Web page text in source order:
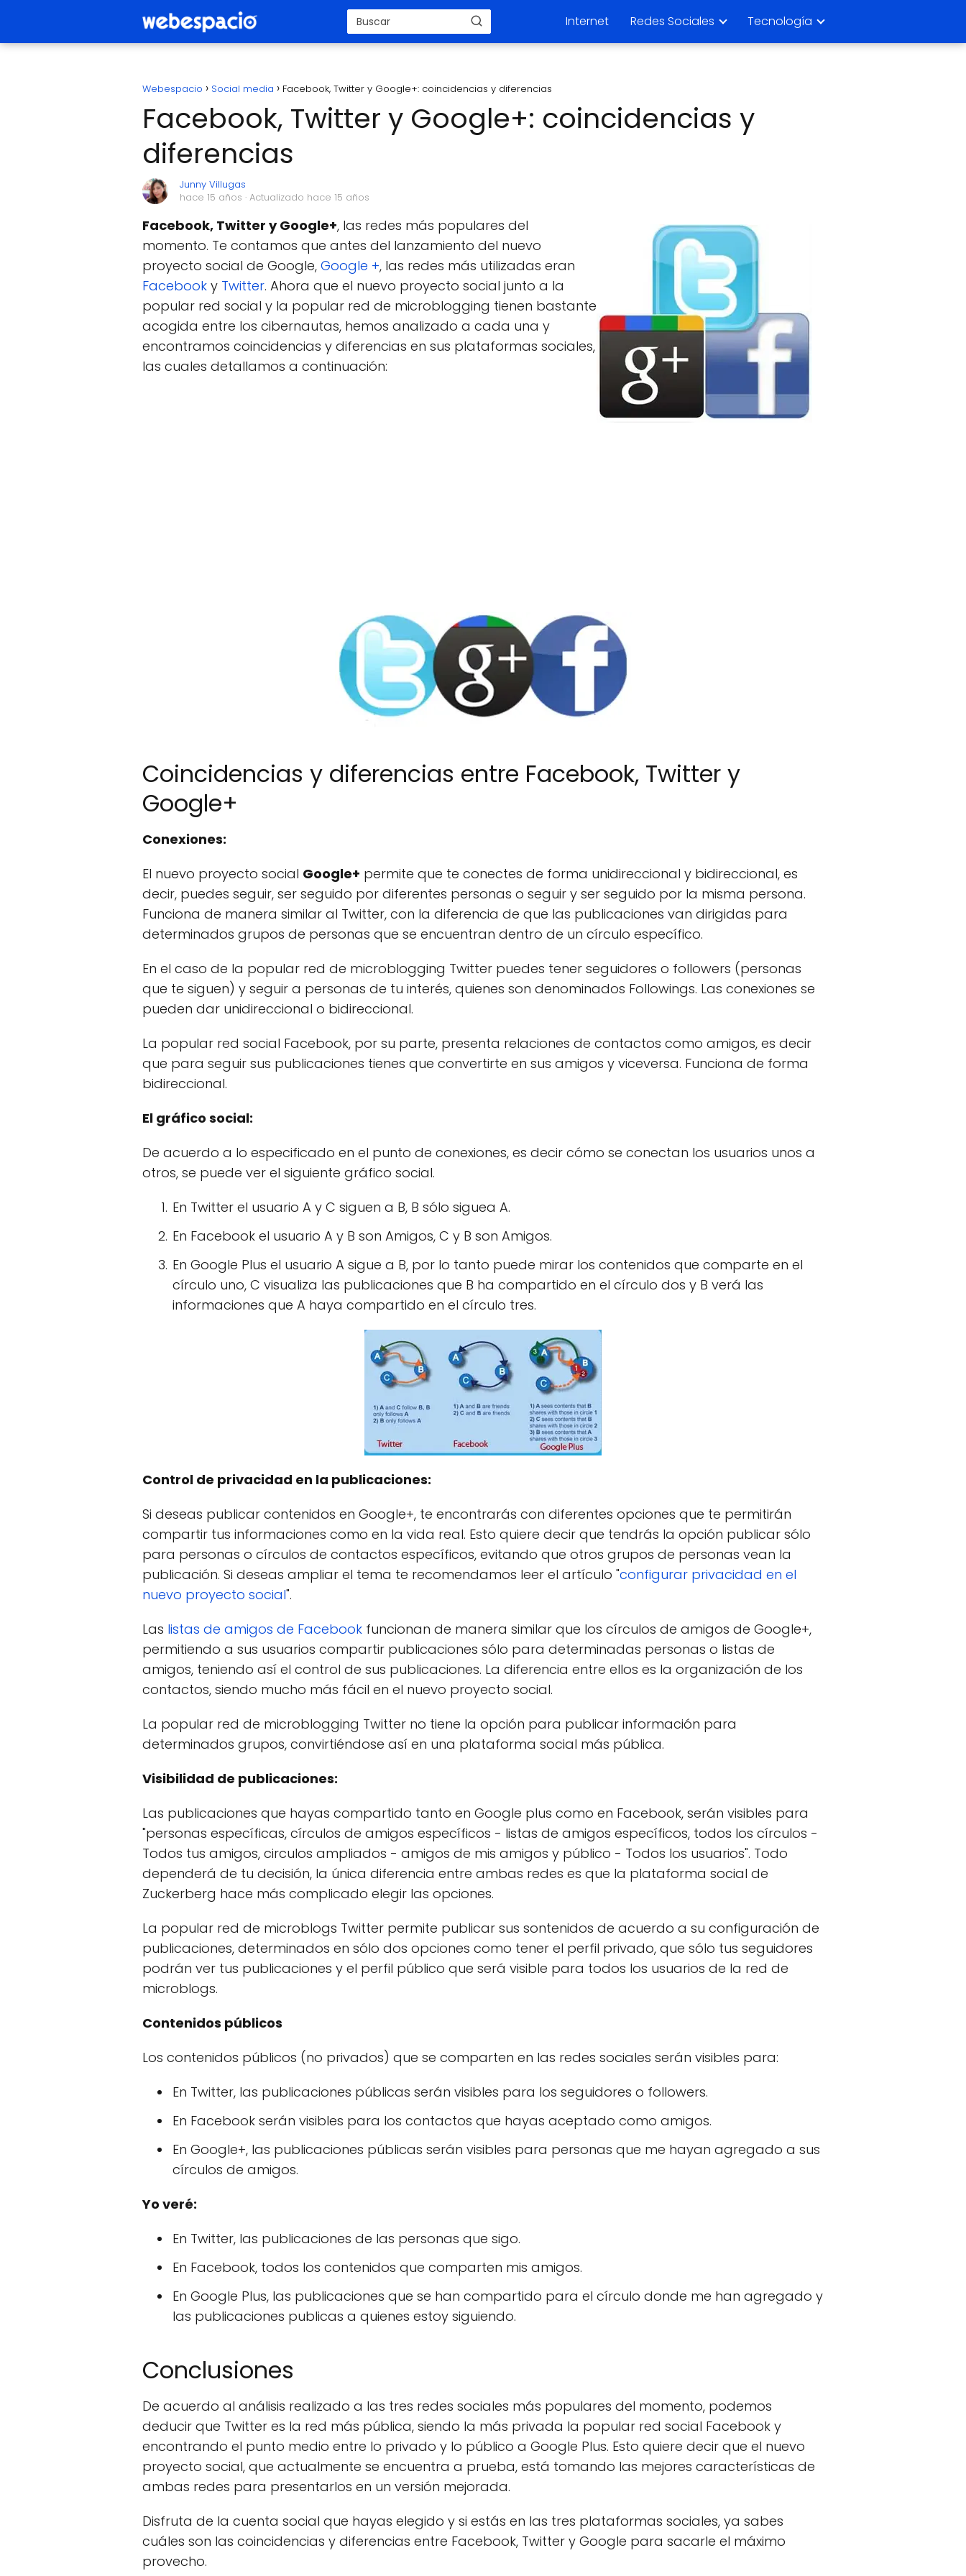
Internet Redes Sociales Tecnología
Webespacio Social media Facebook, Twitter y Google+: coincidencias y diferencias
Facebook, Twitter y Google+: coincidencias y
diferencias
Junny Villugas
hace 15 años · Actualizado hace 15 años
Facebook, Twitter y Google+, las redes más populares del
momento. Te contamos que antes del lanzamiento del nuevo
proyecto social de Google, Google +, las redes más utilizadas eran
Facebook y Twitter. Ahora que el nuevo proyecto social junto a la
popular red social y la popular red de microblogging tienen bastante
acogida entre los cibernautas, hemos analizado a cada una y
encontramos coincidencias y diferencias en sus plataformas sociales,
las cuales detallamos a continuación:
Coincidencias y diferencias entre Facebook, Twitter y
Google+
Conexiones:
El nuevo proyecto social Google+ permite que te conectes de forma unidireccional y bidireccional, es
decir, puedes seguir, ser seguido por diferentes personas o seguir y ser seguido por la misma persona.
Funciona de manera similar al Twitter, con la diferencia de que las publicaciones van dirigidas para
determinados grupos de personas que se encuentran dentro de un círculo específico.
En el caso de la popular red de microblogging Twitter puedes tener seguidores o followers (personas
que te siguen) y seguir a personas de tu interés, quienes son denominados Followings. Las conexiones se
pueden dar unidireccional o bidireccional.
La popular red social Facebook, por su parte, presenta relaciones de contactos como amigos, es decir
que para seguir sus publicaciones tienes que convertirte en sus amigos y viceversa. Funciona de forma
bidireccional.
El gráfico social:
De acuerdo a lo especificado en el punto de conexiones, es decir cómo se conectan los usuarios unos a
otros, se puede ver el siguiente gráfico social.
En Twitter el usuario A y C siguen a B, B sólo siguea A.
En Facebook el usuario A y B son Amigos, C y B son Amigos.
En Google Plus el usuario A sigue a B, por lo tanto puede mirar los contenidos que comparte en el
círculo uno, C visualiza las publicaciones que B ha compartido en el círculo dos y B verá las
informaciones que A haya compartido en el círculo tres.
Control de privacidad en la publicaciones:
Si deseas publicar contenidos en Google+, te encontrarás con diferentes opciones que te permitirán
compartir tus informaciones como en la vida real. Esto quiere decir que tendrás la opción publicar sólo
para personas o círculos de contactos específicos, evitando que otros grupos de personas vean la
publicación. Si deseas ampliar el tema te recomendamos leer el artículo "configurar privacidad en el
nuevo proyecto social".
Las listas de amigos de Facebook funcionan de manera similar que los círculos de amigos de Google+,
permitiendo a sus usuarios compartir publicaciones sólo para determinadas personas o listas de
amigos, teniendo así el control de sus publicaciones. La diferencia entre ellos es la organización de los
contactos, siendo mucho más fácil en el nuevo proyecto social.
La popular red de microblogging Twitter no tiene la opción para publicar información para
determinados grupos, convirtiéndose así en una plataforma social más pública.
Visibilidad de publicaciones:
Las publicaciones que hayas compartido tanto en Google plus como en Facebook, serán visibles para
"personas específicas, círculos de amigos específicos - listas de amigos específicos, todos los círculos -
Todos tus amigos, circulos ampliados - amigos de mis amigos y público - Todos los usuarios". Todo
dependerá de tu decisión, la única diferencia entre ambas redes es que la plataforma social de
Zuckerberg hace más complicado elegir las opciones.
La popular red de microblogs Twitter permite publicar sus sontenidos de acuerdo a su configuración de
publicaciones, determinados en sólo dos opciones como tener el perfil privado, que sólo tus seguidores
podrán ver tus publicaciones y el perfil público que será visible para todos los usuarios de la red de
microblogs.
Contenidos públicos
Los contenidos públicos (no privados) que se comparten en las redes sociales serán visibles para:
En Twitter, las publicaciones públicas serán visibles para los seguidores o followers.
En Facebook serán visibles para los contactos que hayas aceptado como amigos.
En Google+, las publicaciones públicas serán visibles para personas que me hayan agregado a sus
círculos de amigos.
Yo veré:
En Twitter, las publicaciones de las personas que sigo.
En Facebook, todos los contenidos que comparten mis amigos.
En Google Plus, las publicaciones que se han compartido para el círculo donde me han agregado y
las publicaciones publicas a quienes estoy siguiendo.
Conclusiones
De acuerdo al análisis realizado a las tres redes sociales más populares del momento, podemos
deducir que Twitter es la red más pública, siendo la más privada la popular red social Facebook y
encontrando el punto medio entre lo privado y lo público a Google Plus. Esto quiere decir que el nuevo
proyecto social, que actualmente se encuentra a prueba, está tomando las mejores características de
ambas redes para presentarlos en un versión mejorada.
Disfruta de la cuenta social que hayas elegido y si estás en las tres plataformas sociales, ya sabes
cuáles son las coincidencias y diferencias entre Facebook, Twitter y Google para sacarle el máximo
provecho.